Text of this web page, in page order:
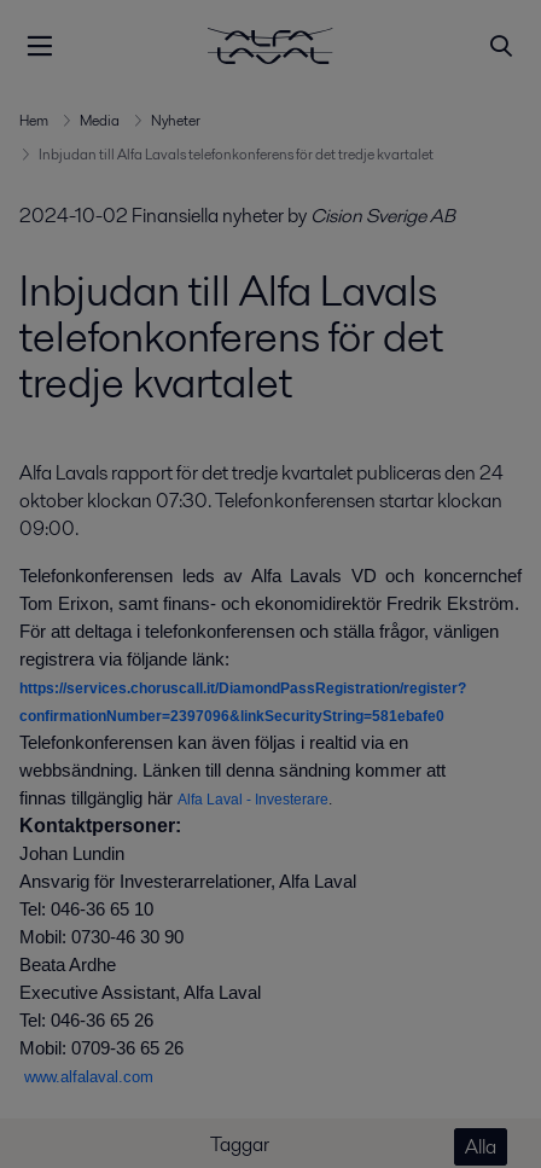
Hem Media
Nyheter
Inbjudan till Alfa Lavals telefonkonferens för det tredje kvartalet
2024-10-02 Finansiella nyheterby Cision Sverige AB
Inbjudan till Alfa Lavals
telefonkonferens för det
tredje kvartalet
Alfa Lavals rapport för det tredje kvartalet publiceras den 24
oktober klockan 07:30. Telefonkonferensen startar klockan
09:00.
Telefonkonferensen leds av Alfa Lavals VD och koncernchef
Tom Erixon, samt finans- och ekonomidirektör Fredrik Ekström.
För att deltaga i telefonkonferensen och ställa frågor, vänligen
registrera via följande länk:
https://services.choruscall.it/DiamondPassRegistration/register?
confirmationNumber=2397096&linkSecurityString=581ebafe0
Telefonkonferensen kan även följas i realtid via en
webbsändning. Länken till denna sändning kommer att
finnas tillgänglig här Alfa Laval - Investerare.
Kontaktpersoner:
Johan Lundin
Ansvarig för Investerarrelationer, Alfa Laval
Tel: 046-36 65 10
Mobil: 0730-46 30 90
Beata Ardhe
Executive Assistant, Alfa Laval
Tel: 046-36 65 26
Mobil: 0709-36 65 26
www.alfalaval.com
Taggar Alla